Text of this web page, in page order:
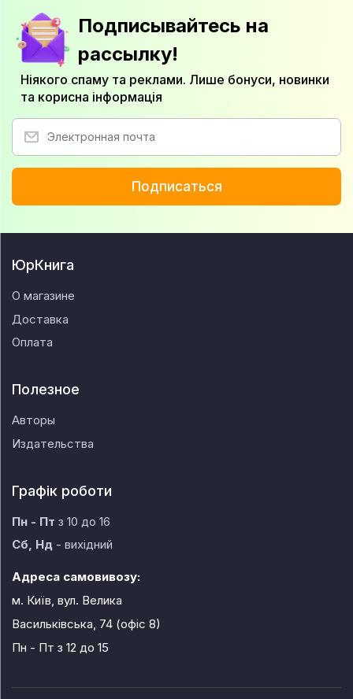
Подписывайтесь на
рассылку!
Ніякого спаму та реклами. Лише бонуси, новинки
та корисна інформація
Подписаться
ЮрКнига
О магазине
Доставка
Оплата
Полезное
Авторы
Издательства
Графік роботи
Пн - Пт з 10 до 16
Сб, Нд - вихідний
Адреса самовивозу:
м. Київ, вул. Велика
Васильківська, 74 (офіс 8)
Пн - Пт з 12 до 15